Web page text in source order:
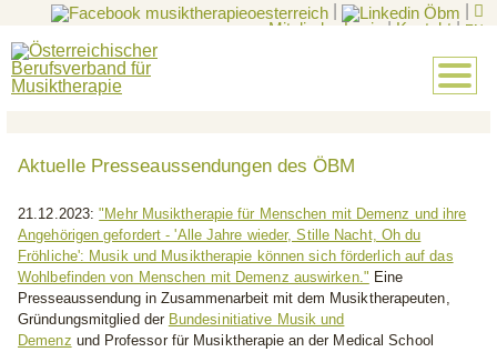
Mitglieder-Login
| Kontakt | EN
Aktuelle Presseaussendungen des ÖBM
21.12.2023:"Mehr Musiktherapie für Menschen mit Demenz und ihre
Angehörigen gefordert - 'Alle Jahre wieder, Stille Nacht, Oh du
Fröhliche': Musik und Musiktherapie können sich förderlich auf das
Wohlbefinden von Menschen mit Demenz auswirken." Eine
Presseaussendung in Zusammenarbeit mit dem Musiktherapeuten,
Gründungsmitglied der Bundesinitiative Musik und
Demenz und Professor für Musiktherapie an der Medical School